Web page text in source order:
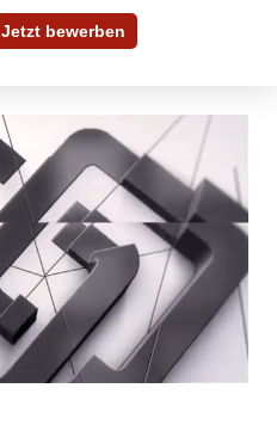
Jetzt bewerben
Sie sich
Sie uns Ihre
lassen. Füllen Sie das
und laden Sie Ihre